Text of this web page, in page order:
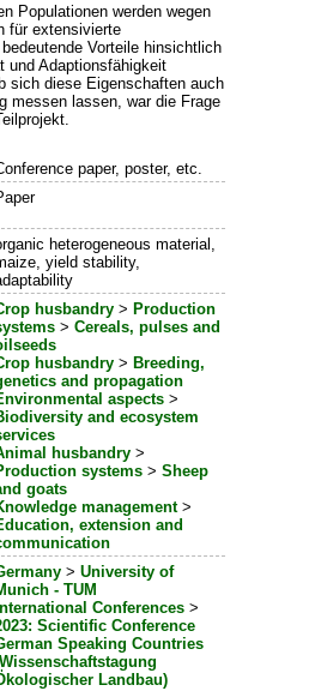
Populationen werden wegen
für extensivierte
bedeutende Vorteile hinsichtlich
und Adaptionsfähigkeit
sich diese Eigenschaften auch
messen lassen, war die Frage
paper, poster, etc.
heterogeneous material,
yield stability,
husbandry > Production
>Cereals, pulses and
husbandry > Breeding,
and propagation
aspects >
and ecosystem
husbandry >
systems >Sheep
goats
management>
extension and
>University of
- TUM
International Conferences >
Scientific Conference
Speaking Countries
Landbau)